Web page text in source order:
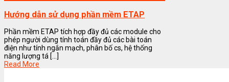
Hướng dẫn sử dụng phần mềm ETAP
Phần mềm ETAP tích hợp đầy đủ các module cho
phép người dùng tính toán đầy đủ các bài toán
điện như tính ngắn mạch, phân bố cs, hệ thống
năng lượng tá [...]
Read More